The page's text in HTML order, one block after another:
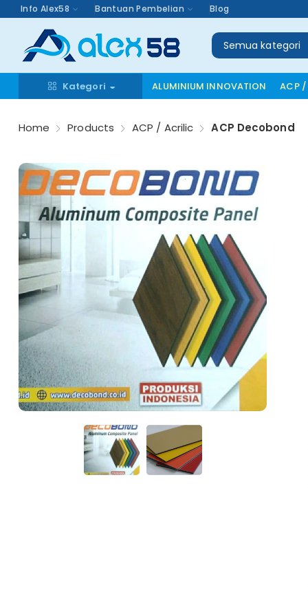
Info Alex58 Bantuan Pembelian Blog
Semua kategori
Kategori ALUMINIUM INNOVATION ACP /
Home Products ACP / Acrilic ACP Decobond